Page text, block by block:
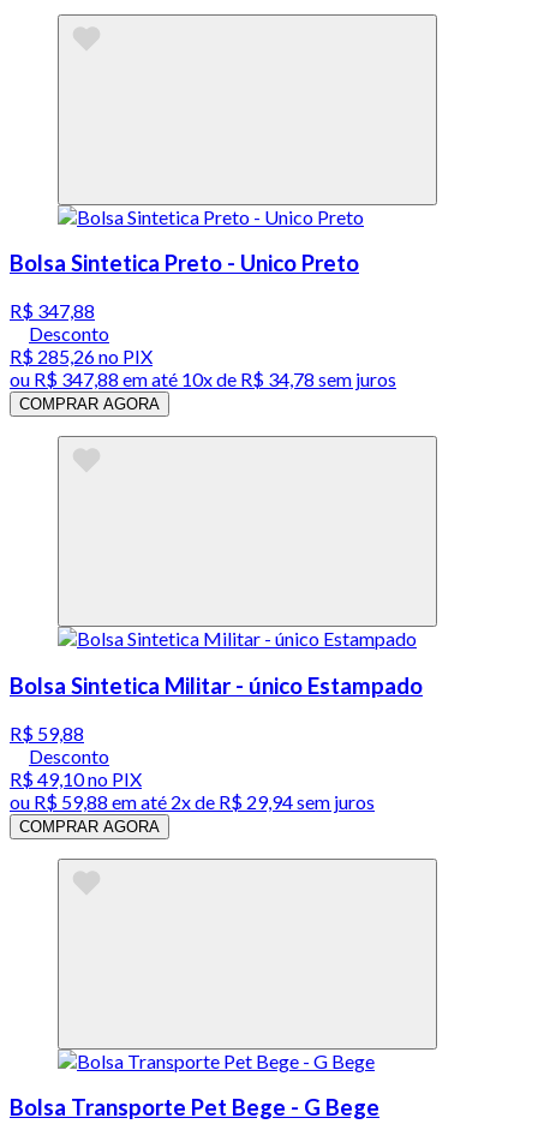
Bolsa Sintetica Preto - Unico Preto
R$ 347,88
Desconto
R$ 285,26no PIX
ou R$ 347,88 em até 10x de R$ 34,78 sem juros
COMPRAR AGORA
Bolsa Sintetica Militar - único Estampado
R$ 59,88
Desconto
R$ 49,10no PIX
ou R$ 59,88 em até 2x de R$ 29,94 sem juros
COMPRAR AGORA
Bolsa Transporte Pet Bege - G Bege